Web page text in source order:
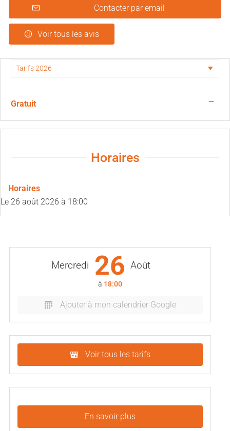
Contacter par email
Voir tous les avis
Gratuit —
Horaires
Horaires
Le 26 août 2026 à 18:00
Mercredi 26 Août
à 18:00
Ajouter à mon calendrier Google
Voir tous les tarifs
En savoir plus